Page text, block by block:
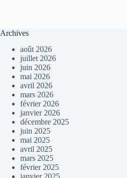
Archives
août 2026
juillet 2026
juin 2026
mai 2026
avril 2026
mars 2026
février 2026
janvier 2026
décembre 2025
juin 2025
mai 2025
avril 2025
mars 2025
février 2025